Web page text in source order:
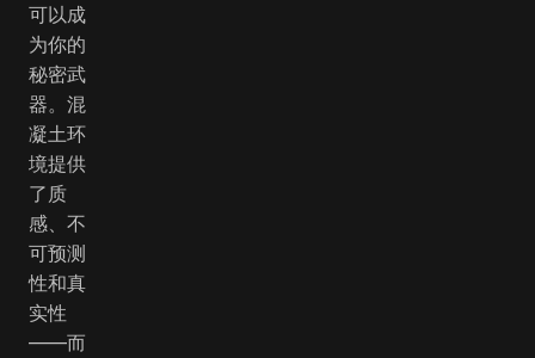
可以成
为你的
秘密武
器。混
凝土环
境提供
了质
感、不
可预测
性和真
实性
——而